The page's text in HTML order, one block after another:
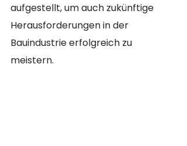
aufgestellt, um auch zukünftige
Herausforderungen in der
Bauindustrie erfolgreich zu
meistern.